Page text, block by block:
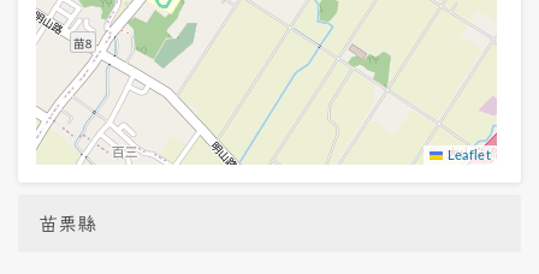
Leaflet
苗栗縣